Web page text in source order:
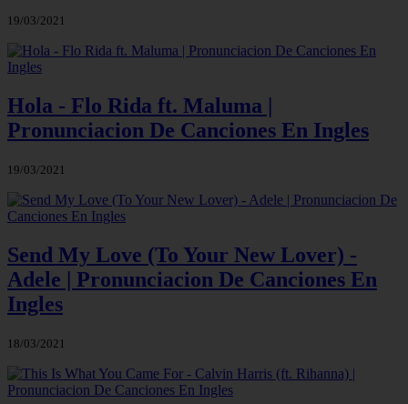
19/03/2021
Hola - Flo Rida ft. Maluma |
Pronunciacion De Canciones En Ingles
19/03/2021
Send My Love (To Your New Lover) -
Adele | Pronunciacion De Canciones En
Ingles
18/03/2021